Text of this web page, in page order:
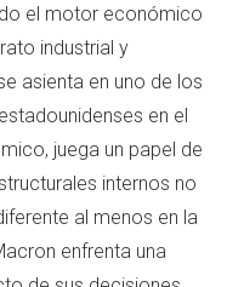
el motor económico
industrial y
asienta en uno de los
en el
juega un papel de
internos no
al menos en la
enfrenta una